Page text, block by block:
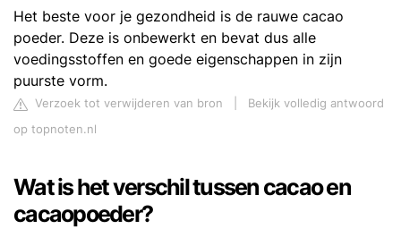
Het beste voor je gezondheid is de rauwe cacao
poeder. Deze is onbewerkt en bevat dus alle
voedingsstoffen en goede eigenschappen in zijn
puurste vorm.
Verzoek tot verwijderen van bron
Bekijk volledig antwoord
op topnoten.nl
Wat is het verschil tussen cacao en
cacaopoeder?